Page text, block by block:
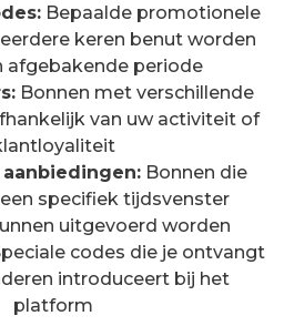
Bepaalde promotionele
keren benut worden
afgebakende periode
Bonnen met verschillende
van uw activiteit of
Bonnen die
specifiek tijdsvenster
uitgevoerd worden
codes die je ontvangt
introduceert bij het
platform